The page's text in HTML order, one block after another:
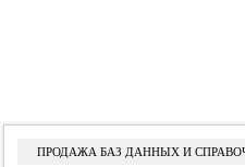
ПРОДАЖА БАЗ ДАННЫХ И